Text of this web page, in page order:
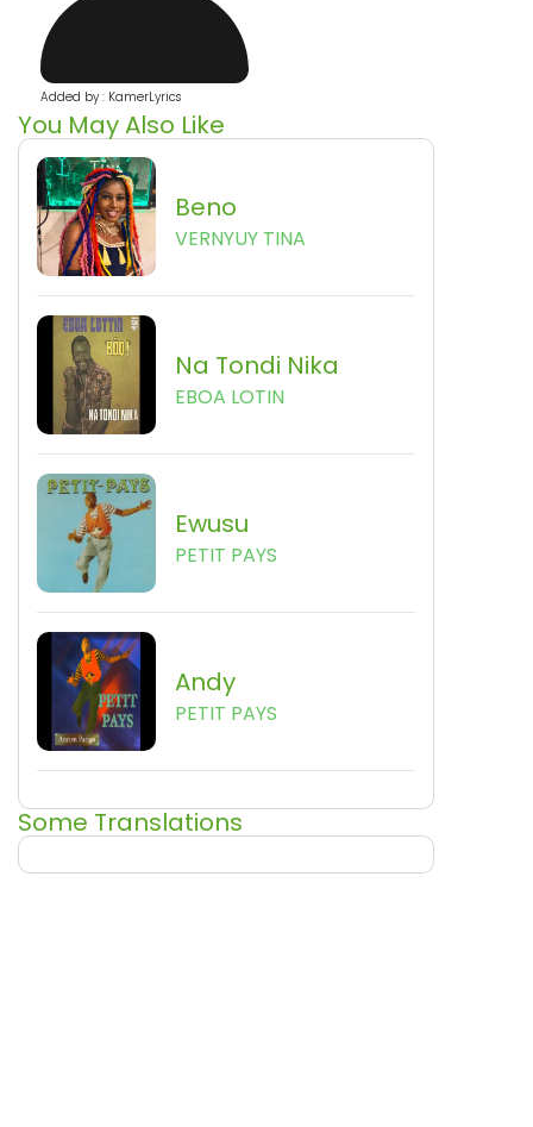
Added by : KamerLyrics
You May Also Like
Beno
VERNYUY TINA
Na Tondi Nika
EBOA LOTIN
Ewusu
PETIT PAYS
Andy
PETIT PAYS
Some Translations